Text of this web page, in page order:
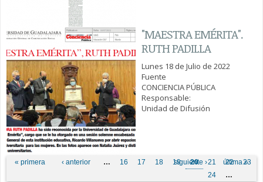
"MAESTRA EMÉRITA".
RUTH PADILLA
Lunes 18 de Julio de 2022
Fuente
CONCIENCIA PÚBLICA
Responsable:
Unidad de Difusión
Páginas
« primera ‹ anterior … 16 17 18 19 20 21 22
23
24
…
siguiente › última »